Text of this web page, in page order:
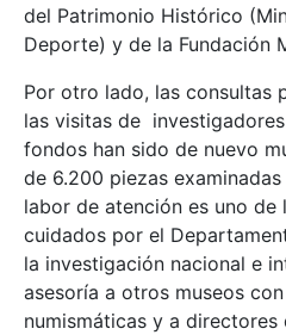
del Patrimonio Histórico
Deporte) y de la Fundación
Por otro lado, las consultas
las visitas de
fondos han sido de nuevo
de 6.200 piezas
labor de atención es uno de
cuidados por el
la investigación nacional e
asesoría a otros museos
numismáticas y a directores